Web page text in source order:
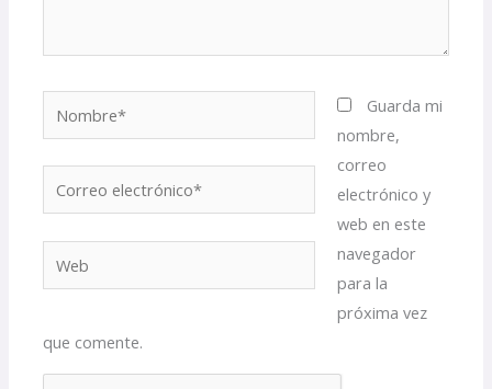
Nombre*
electrónico*
Guarda mi
nombre,
correo
electrónico y
web en este
navegador
para la
próxima vez
que comente.